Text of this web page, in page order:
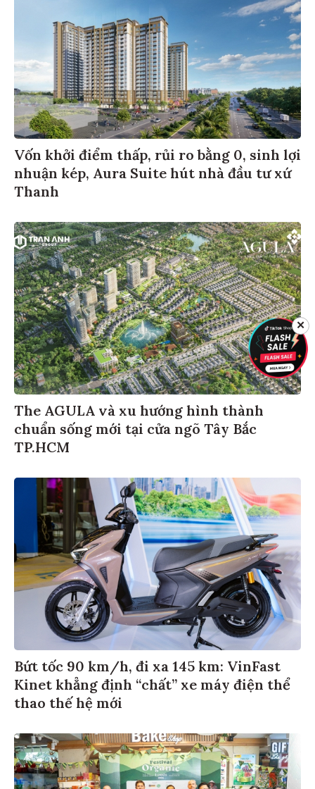
Vốn khởi điểm thấp, rủi ro bằng 0, sinh lợi
nhuận kép, Aura Suite hút nhà đầu tư xứ
Thanh
The AGULA và xu hướng hình thành
chuẩn sống mới tại cửa ngõ Tây Bắc
TP.HCM
Bứt tốc 90 km/h, đi xa 145 km: VinFast
Kinet khẳng định “chất” xe máy điện thể
thao thế hệ mới
✕